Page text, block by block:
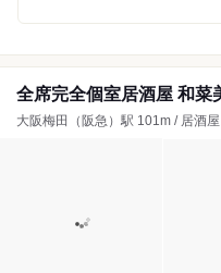
全席完全個室居酒屋 和菜
大阪梅田（阪急）駅 101m / 居酒